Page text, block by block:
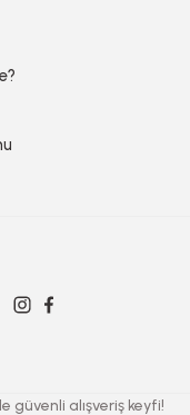
güvenli alışveriş keyfi!